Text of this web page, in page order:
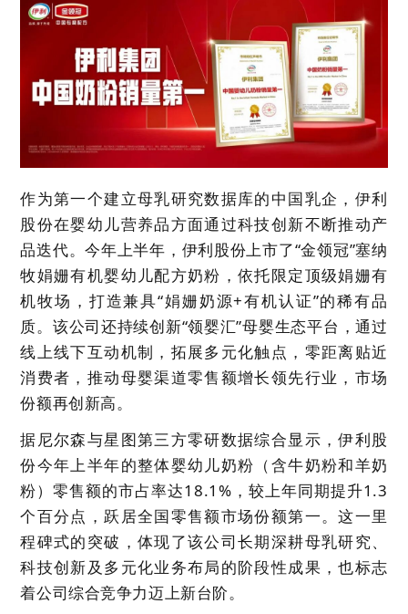
作为第一个建立母乳研究数据库的中国乳企，伊利
股份在婴幼儿营养品方面通过科技创新不断推动产
品迭代。今年上半年，伊利股份上市了“金领冠”塞纳
牧娟姗有机婴幼儿配方奶粉，依托限定顶级娟姗有
机牧场，打造兼具“娟姗奶源+有机认证”的稀有品
质。该公司还持续创新“领婴汇”母婴生态平台，通过
线上线下互动机制，拓展多元化触点，零距离贴近
消费者，推动母婴渠道零售额增长领先行业，市场
份额再创新高。
据尼尔森与星图第三方零研数据综合显示，伊利股
份今年上半年的整体婴幼儿奶粉（含牛奶粉和羊奶
粉）零售额的市占率达18.1%，较上年同期提升1.3
个百分点，跃居全国零售额市场份额第一。这一里
程碑式的突破，体现了该公司长期深耕母乳研究、
科技创新及多元化业务布局的阶段性成果，也标志
着公司综合竞争力迈上新台阶。